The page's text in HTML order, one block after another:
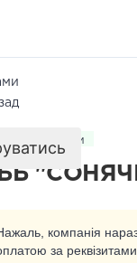
послуги
компанія
за реквізитами.